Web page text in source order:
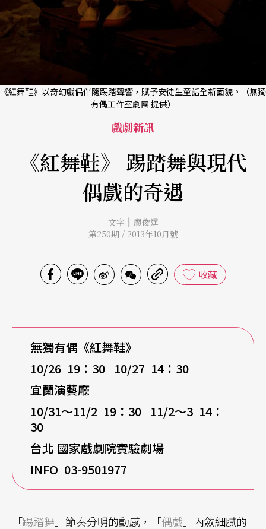
《紅舞鞋》以奇幻戲偶伴隨踢踏聲響，賦予安徒生童話全新面貌。（無獨
有偶工作室劇團 提供）
戲劇新訊
《紅舞鞋》 踢踏舞與現代
偶戲的奇遇
文字 | 廖俊逞
第250期 / 2013年10月號
收藏
無獨有偶《紅舞鞋》
10/26 19 ：30 10/27 14：30
宜蘭演藝廳
10/31～11/2 19：30 11/2～3 14：
30
台北 國家戲劇院實驗劇場
INFO 03-9501977
「踢踏舞」節奏分明的動感，「偶戲 」內斂細膩的